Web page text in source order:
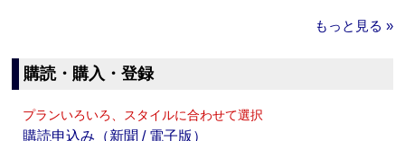
もっと見る »
購読・購入・登録
プランいろいろ、スタイルに合わせて選択
購読申込み（新聞 / 電子版）